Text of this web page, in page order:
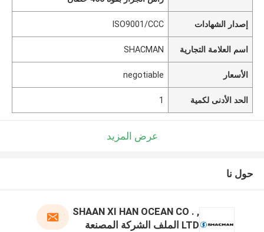
إصدار الشهادات ISO9001/CCC
اسم العلامة التجارية SHACMAN
الأسعار negotiable
الحد الأدنى لكمية 1
عرض المزيد
حول نا
SHAAN XI HAN OCEAN CO . ,
LTD الملف الشركة المصنعة